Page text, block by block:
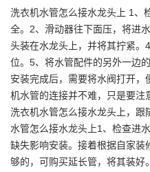
洗衣机水管怎么接水龙头上 1、
全。2、滑动器往下面压，将进
头装在水龙头上，并将其拧紧。
位。5、将水管配件的另外一边
安装完成后，需要将水
机水管的连接并不难，只是要注
洗衣机水管怎么接水龙头上，
水管怎么接水龙头上1、检查进
缺失影响安装。接着根据自家
够的，可购买延长管，将其装